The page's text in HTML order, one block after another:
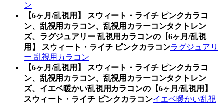
ン
【6ヶ月/乱視用】 スウィート・ライチ ピンクカラコ
ン、乱視用カラコン、乱視用カラーコンタクトレン
ズ、ラグジュアリー 乱視用カラコンの【6ヶ月/乱視
用】 スウィート・ライチ ピンクカラコンラグジュアリ
ー 乱視用カラコン
【6ヶ月/乱視用】 スウィート・ライチ ピンクカラコ
ン、乱視用カラコン、乱視用カラーコンタクトレン
ズ、イエベ暖かい乱視用カラコンの【6ヶ月/乱視用】
スウィート・ライチ ピンクカラコンイエベ暖かい乱視